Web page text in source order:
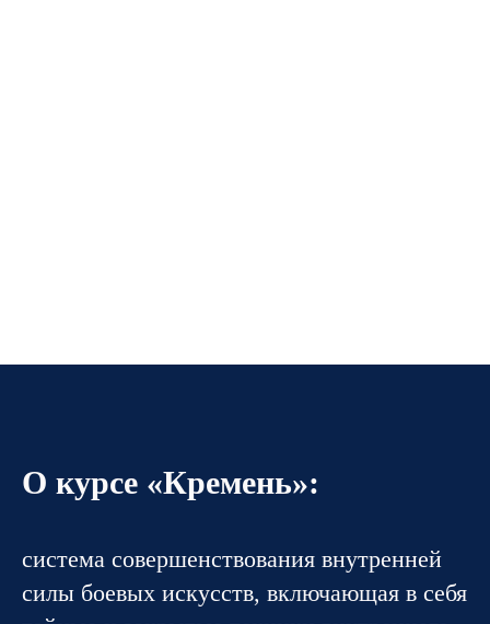
О курсе «Кремень»:
система совершенствования внутренней
силы боевых искусств, включающая в себя